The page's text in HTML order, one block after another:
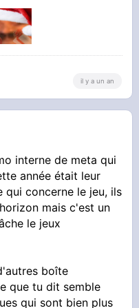
il y a un an
interne de meta qui
année était leur
qui concerne le jeu, ils
mais c'est un
le jeux
boîte
que tu dit semble
qui sont bien plus